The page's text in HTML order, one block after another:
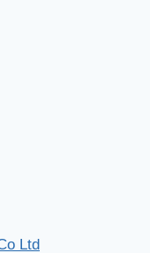
Ltd